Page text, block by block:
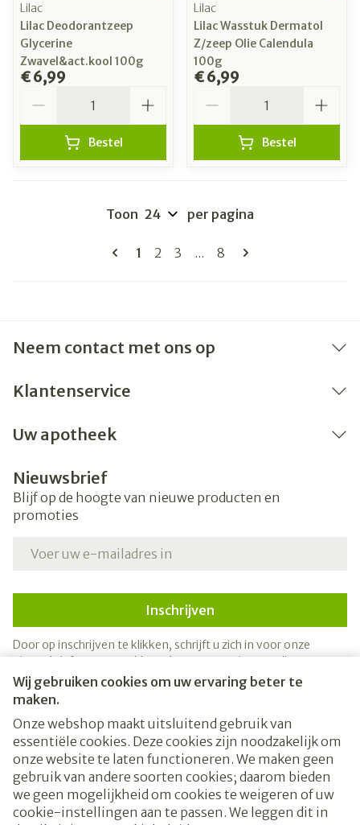
Wij gebruiken cookies om uw ervaring beter te
maken.
Onze webshop maakt uitsluitend gebruik van
essentiële cookies. Deze cookies zijn noodzakelijk om
onze website te laten functioneren. We maken geen
gebruik van andere soorten cookies; daarom bieden
we geen mogelijkheid om cookies te weigeren of uw
cookie-instellingen aan te passen. We leggen dit in
Lilac
Lilac Deodorantzeep
Glycerine
Zwavel&act.kool 100g
€ 6,99
Bestel
Lilac
Lilac Wasstuk Dermatol
Z/zeep Olie Calendula
100g
€ 6,99
Bestel
Pagina's
U lees momenteel pagina
1 Pagina
2 Pagina
3 ... Pagina
8
Toon per pagina
Neem contact met ons op
Klantenservice
Uw apotheek
Nieuwsbrief
Blijf op de hoogte van nieuwe producten en
promoties
Inschrijven
Door op inschrijven te klikken, schrijft u zich in voor onze
nieuwsbrief en gaat u akkoord met onzeprivacy policy.